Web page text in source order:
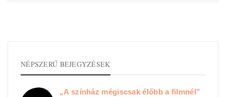
NÉPSZERŰ BEJEGYZÉSEK
„A színház mégiscsak élőbb a filmnél”